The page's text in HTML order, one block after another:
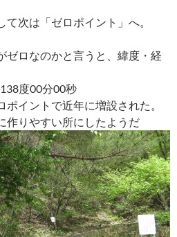
次は「ゼロポイント」へ。
ゼロなのかと言うと、緯度・経
度00分00秒
イントで近年に増設された。
作りやすい所にしたようだ